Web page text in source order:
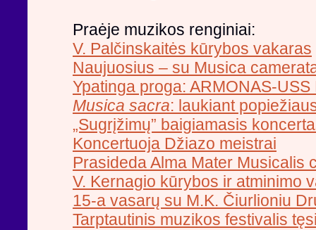
Praėje muzikos renginiai:
V. Palčinskaitės kūrybos vakaras
Naujuosius – su Musica
Ypatinga proga: ARMONAS-USS
Musica sacra: laukiant
„Sugrįžimų” baigiamasis
Koncertuoja Džiazo meistrai
Prasideda Alma Mater Musicalis
V. Kernagio kūrybos ir atminimo
15-a vasarų su M.K. Čiurlioniu
Tarptautinis muzikos festivalis